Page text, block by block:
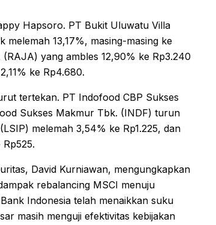
Hapsoro. PT Bukit Uluwatu Villa
13,17%, masing-masing ke
yang ambles 12,90% ke Rp3.240
ke Rp4.680.
tertekan. PT Indofood CBP Sukses
Sukses Makmur Tbk. (INDF) turun
melemah 3,54% ke Rp1.225, dan
David Kurniawan, mengungkapkan
rebalancing MSCI menuju
Indonesia telah menaikkan suku
masih menguji efektivitas kebijakan